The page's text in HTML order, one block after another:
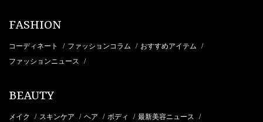
FASHION
コーディネート / ファッションコラム / おすすめアイテム /
ファッションニュース /
BEAUTY
メイク / スキンケア / ヘア / ボディ / 最新美容ニュース /